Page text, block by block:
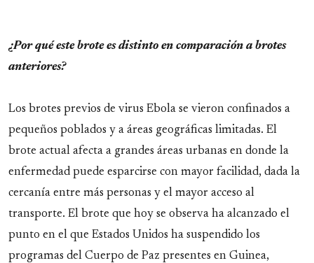
¿Por qué este brote es distinto en comparación a brotes
anteriores?
Los brotes previos de virus Ebola se vieron confinados a
pequeños poblados y a áreas geográficas limitadas. El
brote actual afecta a grandes áreas urbanas en donde la
enfermedad puede esparcirse con mayor facilidad, dada la
cercanía entre más personas y el mayor acceso al
transporte. El brote que hoy se observa ha alcanzado el
punto en el que Estados Unidos ha suspendido los
programas del Cuerpo de Paz presentes en Guinea,